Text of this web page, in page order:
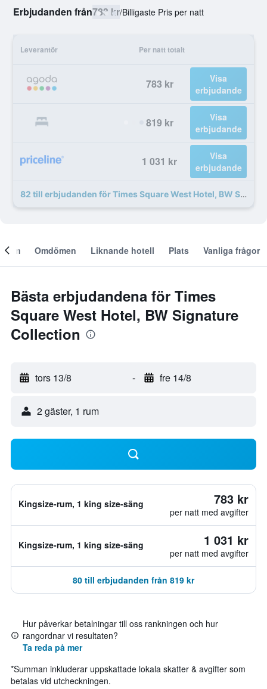
Erbjudanden från783 kr/Billigaste Pris per natt
Leverantör Per natt totalt
783 kr
Visa
erbjudande
819 kr
Visa
erbjudande
1 031 kr
Visa
erbjudande
82 till erbjudanden för Times Square West Hotel, BW Signature Collection
Om Omdömen Liknande hotell Plats Vanliga frågor
Bästa erbjudandena för Times
Square West Hotel, BW Signature
Collection
tors 13/8 - fre 14/8
2 gäster, 1 rum
Kingsize-rum, 1 king size-säng 783 kr
per natt med avgifter
Kingsize-rum, 1 king size-säng 1 031 kr
per natt med avgifter
80 till erbjudanden från 819 kr
Hur påverkar betalningar till oss rankningen och hur
rangordnar vi resultaten?
Ta reda på mer
*Summan inkluderar uppskattade lokala skatter & avgifter som
betalas vid utcheckningen.